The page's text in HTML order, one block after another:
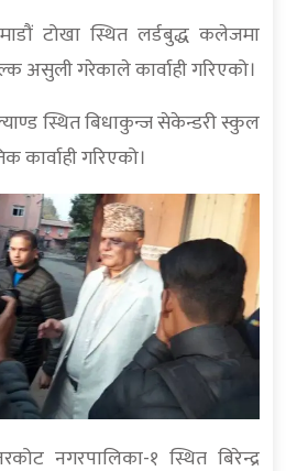
टोखा स्थित लर्डबुद्ध कलेजमा
असुली गरेकाले कार्वाही गरिएको।
स्थित बिधाकुन्ज सेकेन्डरी स्कुल
कार्वाही गरिएको।
नगरपालिका-१ स्थित बिरेन्द्र